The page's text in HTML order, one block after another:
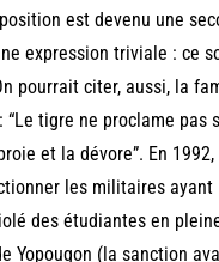
est devenu une
expression triviale : ce
pourrait citer, aussi, la
“Le tigre ne proclame pas
et la dévore”. En
les militaires ayant
des étudiantes en
Yopougon (la sanction